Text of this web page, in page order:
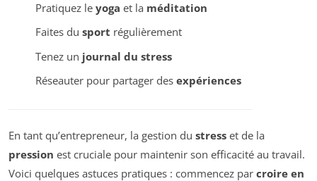
Pratiquez le yoga et la méditation
Faites du sport régulièrement
Tenez un journal du stress
Réseauter pour partager des expériences
En tant qu’entrepreneur, la gestion du stress et de la
pression est cruciale pour maintenir son efficacité au travail.
Voici quelques astuces pratiques : commencez par croire en